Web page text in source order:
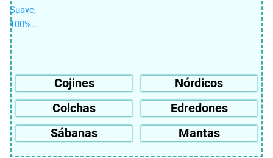
Cojines
Nórdicos
Colchas
Edredones
Sábanas
Mantas